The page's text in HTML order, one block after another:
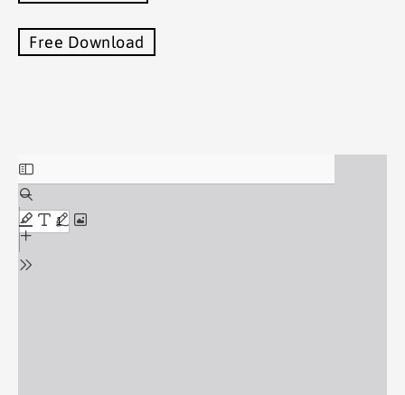
Free Download